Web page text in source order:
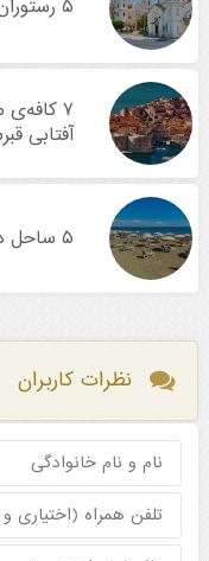
۵ رستوران عالی در لارناکا برای گیاهخواران
۷ کافه‌ی
آفتابی
۵ ساحل دنج و زیبا در لارناکا
نظرات کاربران